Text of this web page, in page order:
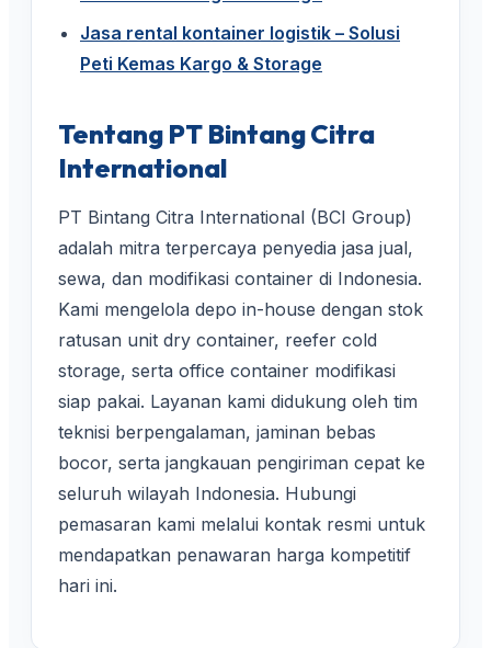
Jasa rental kontainer logistik – Solusi
Peti Kemas Kargo & Storage
Tentang PT Bintang Citra
International
PT Bintang Citra International (BCI Group)
adalah mitra terpercaya penyedia jasa jual,
sewa, dan modifikasi container di Indonesia.
Kami mengelola depo in-house dengan stok
ratusan unit dry container, reefer cold
storage, serta office container modifikasi
siap pakai. Layanan kami didukung oleh tim
teknisi berpengalaman, jaminan bebas
bocor, serta jangkauan pengiriman cepat ke
seluruh wilayah Indonesia. Hubungi
pemasaran kami melalui kontak resmi untuk
mendapatkan penawaran harga kompetitif
hari ini.